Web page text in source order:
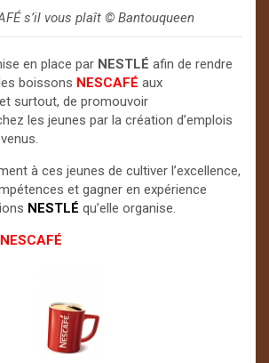
s’il vous plaît ©️ Bantouqueen
en place par NESTLÉ afin de rendre
boissons NESCAFÉ aux
surtout, de promouvoir
les jeunes par la création d’emplois
à ces jeunes de cultiver l’excellence,
et gagner en expérience
NESTLÉ qu’elle organise.
NESCAFÉ